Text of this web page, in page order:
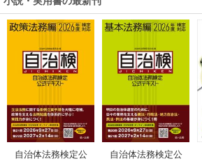
自治体法務検定公
自治体法務検定公